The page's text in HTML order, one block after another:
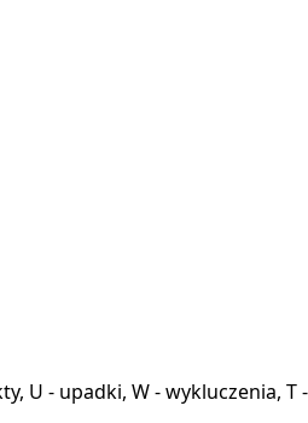
U - upadki, W - wykluczenia,